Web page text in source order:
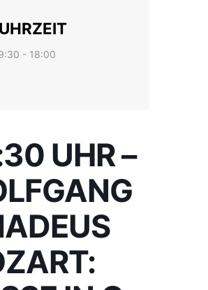
UHRZEIT
- 18:00
UHR –